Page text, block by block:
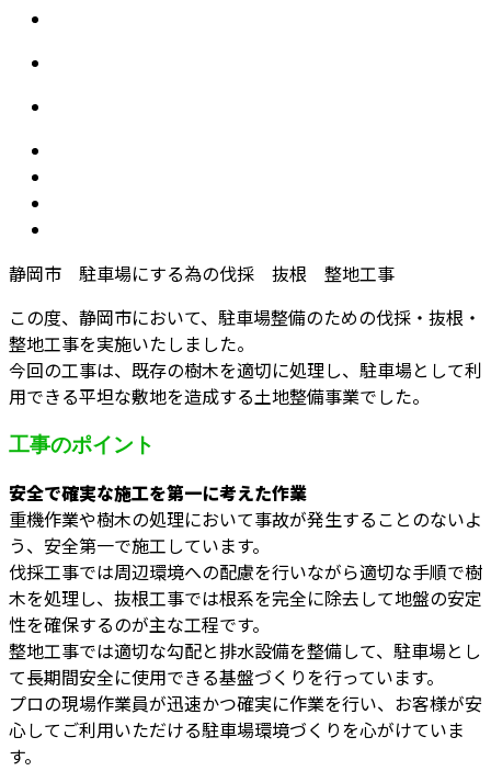
静岡市 駐車場にする為の伐採 抜根 整地工事
この度、静岡市において、駐車場整備のための伐採・抜根・
整地工事を実施いたしました。
今回の工事は、既存の樹木を適切に処理し、駐車場として利
用できる平坦な敷地を造成する土地整備事業でした。
工事のポイント
安全で確実な施工を第一に考えた作業
重機作業や樹木の処理において事故が発生することのないよ
う、安全第一で施工しています。
伐採工事では周辺環境への配慮を行いながら適切な手順で樹
木を処理し、抜根工事では根系を完全に除去して地盤の安定
性を確保するのが主な工程です。
整地工事では適切な勾配と排水設備を整備して、駐車場とし
て長期間安全に使用できる基盤づくりを行っています。
プロの現場作業員が迅速かつ確実に作業を行い、お客様が安
心してご利用いただける駐車場環境づくりを心がけていま
す。